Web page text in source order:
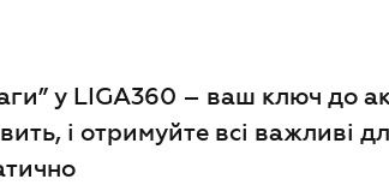
у LIGA360 – ваш ключ до
і отримуйте всі важливі